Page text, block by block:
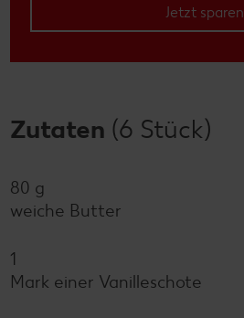
Jetzt sparen
Zutaten (6 Stück)
80 g
weiche Butter
1
Mark einer Vanilleschote